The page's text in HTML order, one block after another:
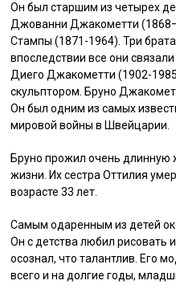
Он был старшим из четырех
Джованни Джакометти
Стампы (1871-1964). Три
впоследствии все они
Диего Джакометти (1902-
скульптором. Бруно
Он был одним из самых
мировой войны в Швейцарии.
Бруно прожил очень длинную
жизни. Их сестра Оттилия
возрасте 33 лет.
Самым одаренным из детей
Он с детства любил рисовать
осознал, что талантлив. Его
всего и на долгие годы,